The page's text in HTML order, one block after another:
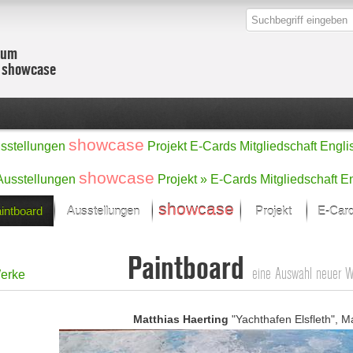
showcase Projekt E-Cards Mitgliedschaft
showcase Projekt » E-Cards Mitgliedschaft
Malerei
Skulptur/Plastik
Digital Art
Grafik
Fotografie
Ausstellungen showcase Projekt E-
Paintboard eine Auswahl neuer
Matthias Haerting "Yachthafen Elsfleth",